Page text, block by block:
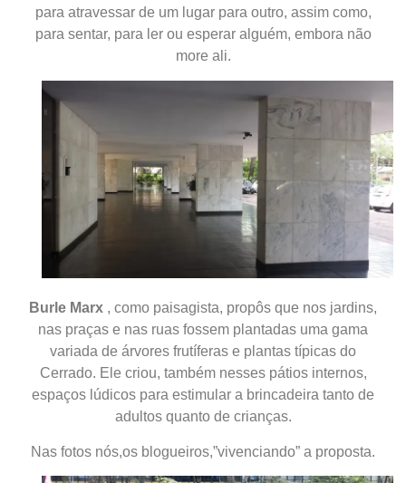
para atravessar de um lugar para outro, assim como,
para sentar, para ler ou esperar alguém, embora não
more ali.
Burle Marx , como paisagista, propôs que nos jardins,
nas praças e nas ruas fossem plantadas uma gama
variada de árvores frutíferas e plantas típicas do
Cerrado. Ele criou, também nesses pátios internos,
espaços lúdicos para estimular a brincadeira tanto de
adultos quanto de crianças.
Nas fotos nós,os blogueiros,”vivenciando” a proposta.